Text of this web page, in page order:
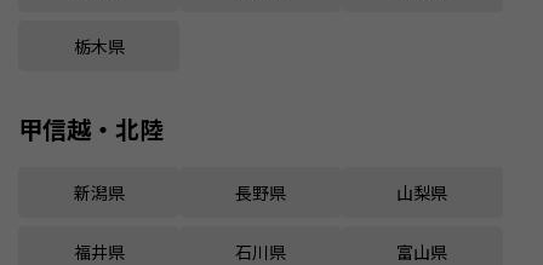
栃木県
甲信越・北陸
新潟県 長野県 山梨県
福井県 石川県 富山県